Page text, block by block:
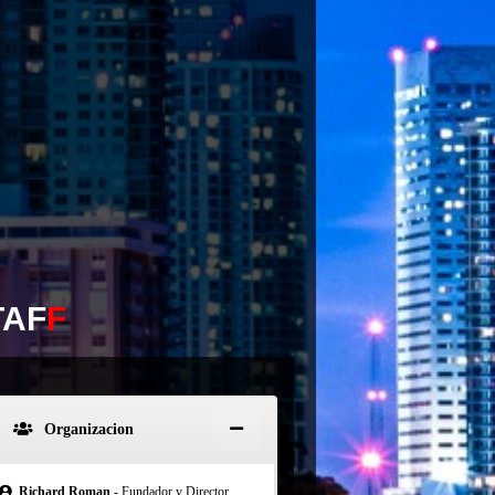
F
Organizacion
Richard Roman - Fundador y Director